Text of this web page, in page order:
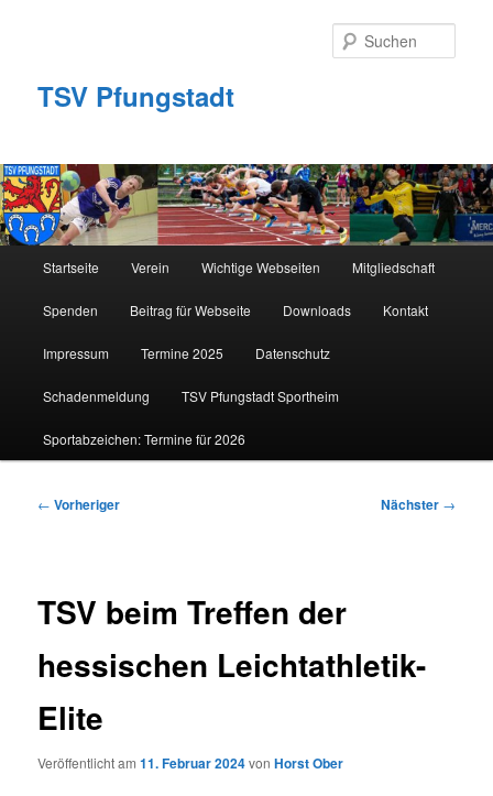
TSV Pfungstadt
Startseite Verein Wichtige Webseiten Mitgliedschaft
Spenden Beitrag für Webseite Downloads Kontakt
Impressum Termine 2025 Datenschutz
Schadenmeldung TSV Pfungstadt Sportheim
Sportabzeichen: Termine für 2026
Beitragsnavigation
← Vorheriger Nächster →
TSV beim Treffen der
hessischen Leichtathletik-
Elite
Veröffentlicht am11. Februar 2024vonHorst Ober